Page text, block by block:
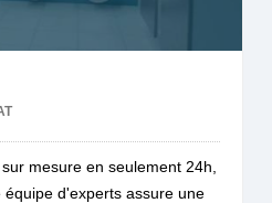
mesure en seulement 24h,
d'experts assure une